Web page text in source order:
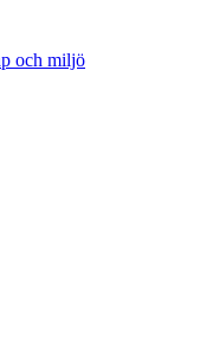
och miljö